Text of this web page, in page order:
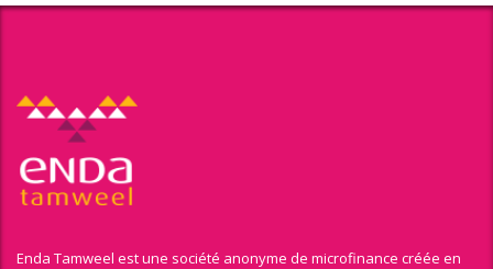
Enda Tamweel est une société anonyme de microfinance créée en